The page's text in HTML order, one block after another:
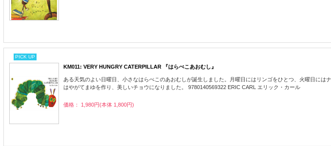
PICK UP
KM011: VERY HUNGRY CATERPILLAR 『はらぺこあおむし』
ある天気のよい日曜日、小さなはらぺこのあおむしが誕生しました。月曜日にはリンゴをひとつ、火曜日に
はやがてまゆを作り、美しいチョウになりました。 9780140569322 ERIC CARL エリック・カール
価格： 1,980円(本体 1,800円)